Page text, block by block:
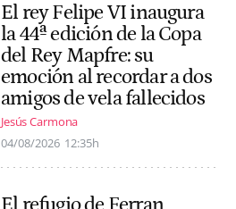
El rey Felipe VI inaugura
la 44ª edición de la Copa
del Rey Mapfre: su
emoción al recordar a dos
amigos de vela fallecidos
Jesús Carmona
04/08/2026 12:35h